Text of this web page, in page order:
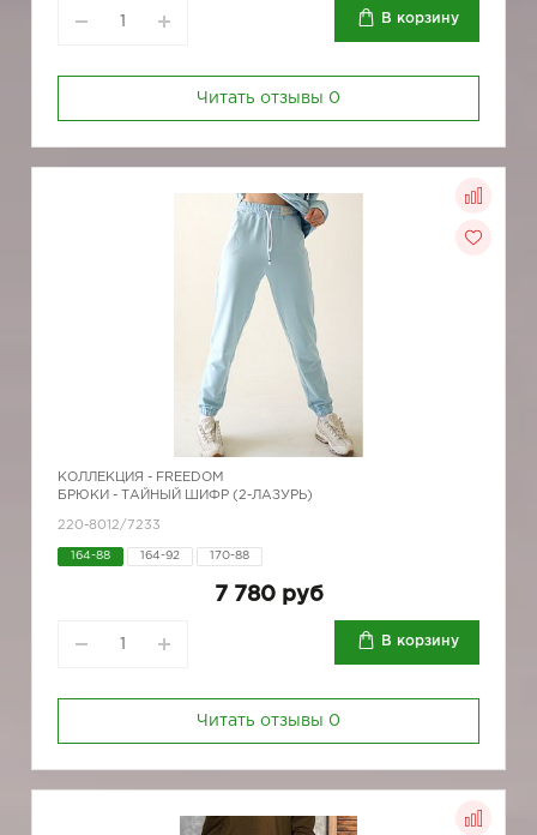
В корзину
Читать отзывы 0
КОЛЛЕКЦИЯ - FREEDOM
БРЮКИ - ТАЙНЫЙ ШИФР (2-ЛАЗУРЬ)
220-8012/7233
164-88 164-92 170-88
7 780 руб
В корзину
Читать отзывы 0